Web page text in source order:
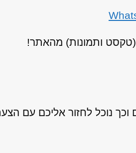
(טקסט ותמונות) מהאתר!
נוכל לחזור אליכם עם